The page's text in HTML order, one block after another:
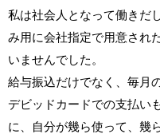
私は社会人となって働きだ
み用に会社指定で用意され
いませんでした。
給与振込だけでなく、毎月
デビッドカードでの支払い
に、自分が幾ら使って、幾